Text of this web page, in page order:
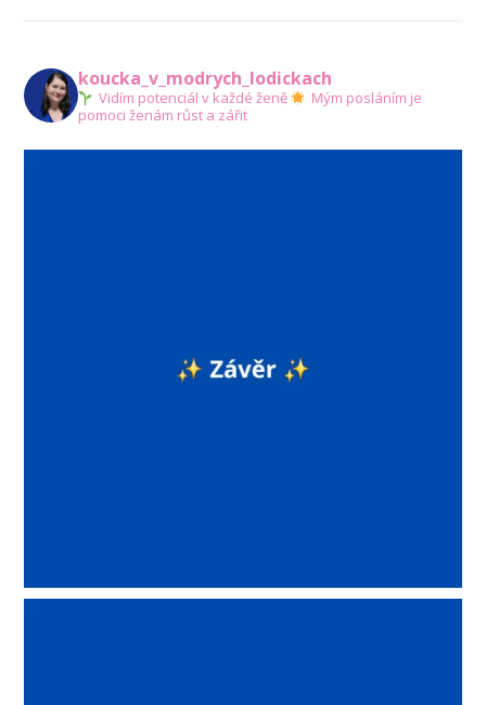
koucka_v_modrych_lodickach
Vidím potenciál v každé ženě
Mým posláním je
pomoci ženám růst a zářit